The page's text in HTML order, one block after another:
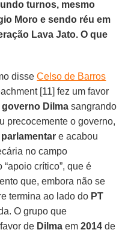
turnos, mesmo
Moro e sendo réu em
Lava Jato. O que
disseCelso de Barros
[11] fez um favor
governo Dilma sangrando
precocemente o governo,
e acabou
no campo
crítico”, que é
que, embora não se
termina ao lado do PT
O grupo que
de Dilma em2014 de